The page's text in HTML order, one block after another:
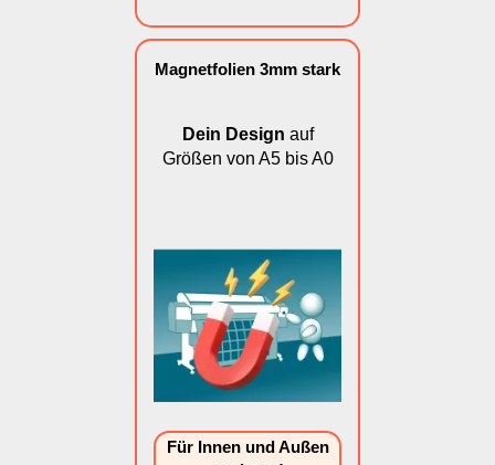
Magnetfolien 3mm stark
Dein Design auf
Größen von A5 bis A0
Für Innen und Außen